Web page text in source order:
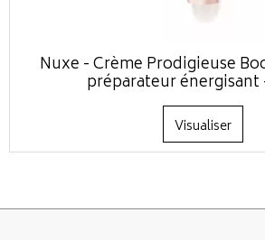
Nuxe - Crème Prodigieuse
préparateur énergisant
Visualiser